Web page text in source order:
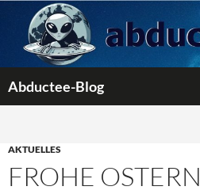
Inhalt
springen
Abductee-Blog
AKTUELLES
FROHE OSTERN